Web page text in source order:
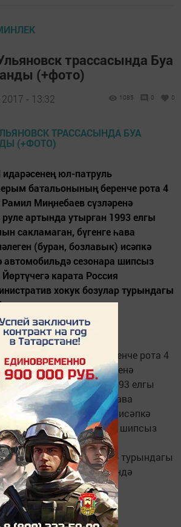
трассасында Буа
(+фото)
- 13:32 1085 0 0
юл-патруль
батальонының беренче рота 4
Миңнебаев сүзләренә
руле артында утырган 1993 елгы
сакламаган, бүгенге һава
(буран, бозлавык) исәпкә
автомобильдә сезонара шипсыз
карата Россия
хокук бозулар турындагы
юл-патруль
батальонының беренче рота 4
Миңнебаев сүзләренә
руле артында утырган 1993 елгы
сакламаган, бүгенге һава
(буран, бозлавык) исәпкә
автомобильдә сезонара шипсыз
карата Россия
хокук бозулар турындагы
1 бүлеге нигезендә